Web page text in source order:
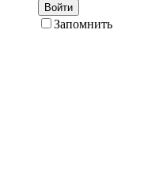
Войти
Запомнить